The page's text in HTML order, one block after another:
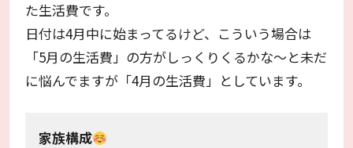
た生活費です。
日付は4月中に始まってるけど、こういう場合は
「5月の生活費」の方がしっくりくるかな～と未だ
に悩んでますが「4月の生活費」としています。
家族構成